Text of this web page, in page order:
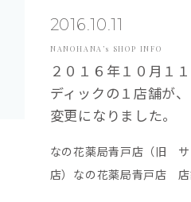
2016.10.11
NANOHANA’s SHOP INFO
２０１６年１０月１
ディックの１店舗が
変更になりました。
なの花薬局青戸店（旧
店）なの花薬局青戸店 店